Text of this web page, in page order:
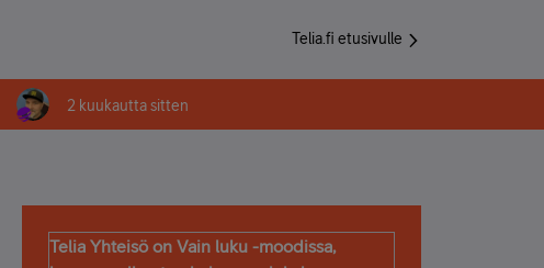
Telia.fi etusivulle
2 kuukautta sitten
Telia Yhteisö on Vain luku -moodissa,